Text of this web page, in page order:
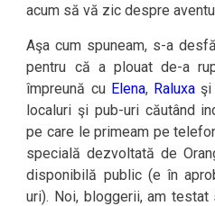
acum să vă zic despre
Aşa cum spuneam, s-a
pentru că a plouat de-a
împreună cu Elena, Raluxaşi
localuri şi pub-uri căutând
pe care le primeam pe
specială dezvoltată de
disponibilă public (e în
uri). Noi, bloggerii, am